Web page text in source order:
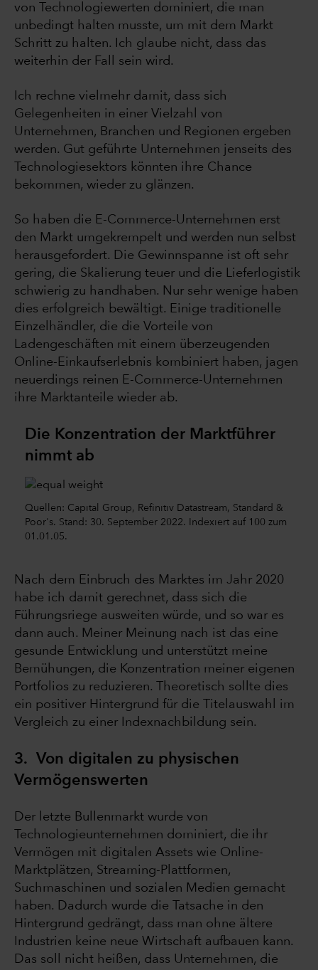
von Technologiewerten dominiert, die man
unbedingt halten musste, um mit dem Markt
Schritt zu halten. Ich glaube nicht, dass das
weiterhin der Fall sein wird.
Ich rechne vielmehr damit, dass sich
Gelegenheiten in einer Vielzahl von
Unternehmen, Branchen und Regionen ergeben
werden. Gut geführte Unternehmen jenseits des
Technologiesektors könnten ihre Chance
bekommen, wieder zu glänzen.
So haben die E-Commerce-Unternehmen erst
den Markt umgekrempelt und werden nun selbst
herausgefordert. Die Gewinnspanne ist oft sehr
gering, die Skalierung teuer und die Lieferlogistik
schwierig zu handhaben. Nur sehr wenige haben
dies erfolgreich bewältigt. Einige traditionelle
Einzelhändler, die die Vorteile von
Ladengeschäften mit einem überzeugenden
Online-Einkaufserlebnis kombiniert haben, jagen
neuerdings reinen E-Commerce-Unternehmen
ihre Marktanteile wieder ab.
Die Konzentration der Marktführer
nimmt ab
Quellen: Capital Group, Refinitiv Datastream, Standard &
Poor's. Stand: 30. September 2022. Indexiert auf 100 zum
01.01.05.
Nach dem Einbruch des Marktes im Jahr 2020
habe ich damit gerechnet, dass sich die
Führungsriege ausweiten würde, und so war es
dann auch. Meiner Meinung nach ist das eine
gesunde Entwicklung und unterstützt meine
Bemühungen, die Konzentration meiner eigenen
Portfolios zu reduzieren. Theoretisch sollte dies
ein positiver Hintergrund für die Titelauswahl im
Vergleich zu einer Indexnachbildung sein.
3. Von digitalen zu physischen
Vermögenswerten
Der letzte Bullenmarkt wurde von
Technologieunternehmen dominiert, die ihr
Vermögen mit digitalen Assets wie Online-
Marktplätzen, Streaming-Plattformen,
Suchmaschinen und sozialen Medien gemacht
haben. Dadurch wurde die Tatsache in den
Hintergrund gedrängt, dass man ohne ältere
Industrien keine neue Wirtschaft aufbauen kann.
Das soll nicht heißen, dass Unternehmen, die